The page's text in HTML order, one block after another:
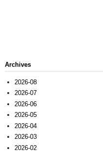
Archives
2026-08
2026-07
2026-06
2026-05
2026-04
2026-03
2026-02